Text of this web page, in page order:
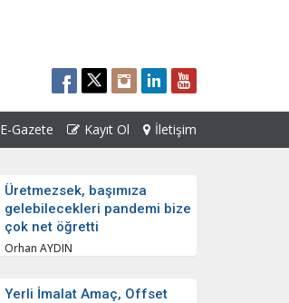
E-Gazete Kayıt Ol İletişim
Üretmezsek, başımıza
gelebilecekleri pandemi bize
çok net öğretti
Orhan AYDIN
Yerli İmalat Amaç, Offset